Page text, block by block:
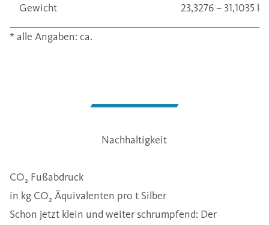
Gewicht 23,3276 – 31,1035 kg
* alle Angaben: ca.
Nachhaltigkeit
CO₂ Fußabdruck
in kg CO₂ Äquivalenten pro t Silber
Schon jetzt klein und weiter schrumpfend: Der